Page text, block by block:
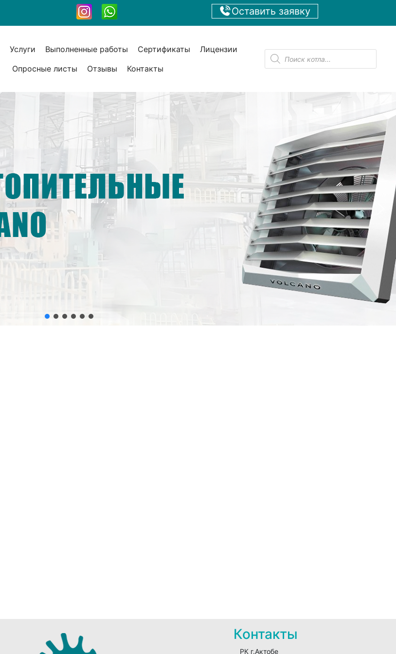
Оставить заявку
Услуги Выполненные работы Сертификаты
Лицензии
Опросные листы
Отзывы Контакты
Поиск
товаров
Контакты
РК г.Актобе